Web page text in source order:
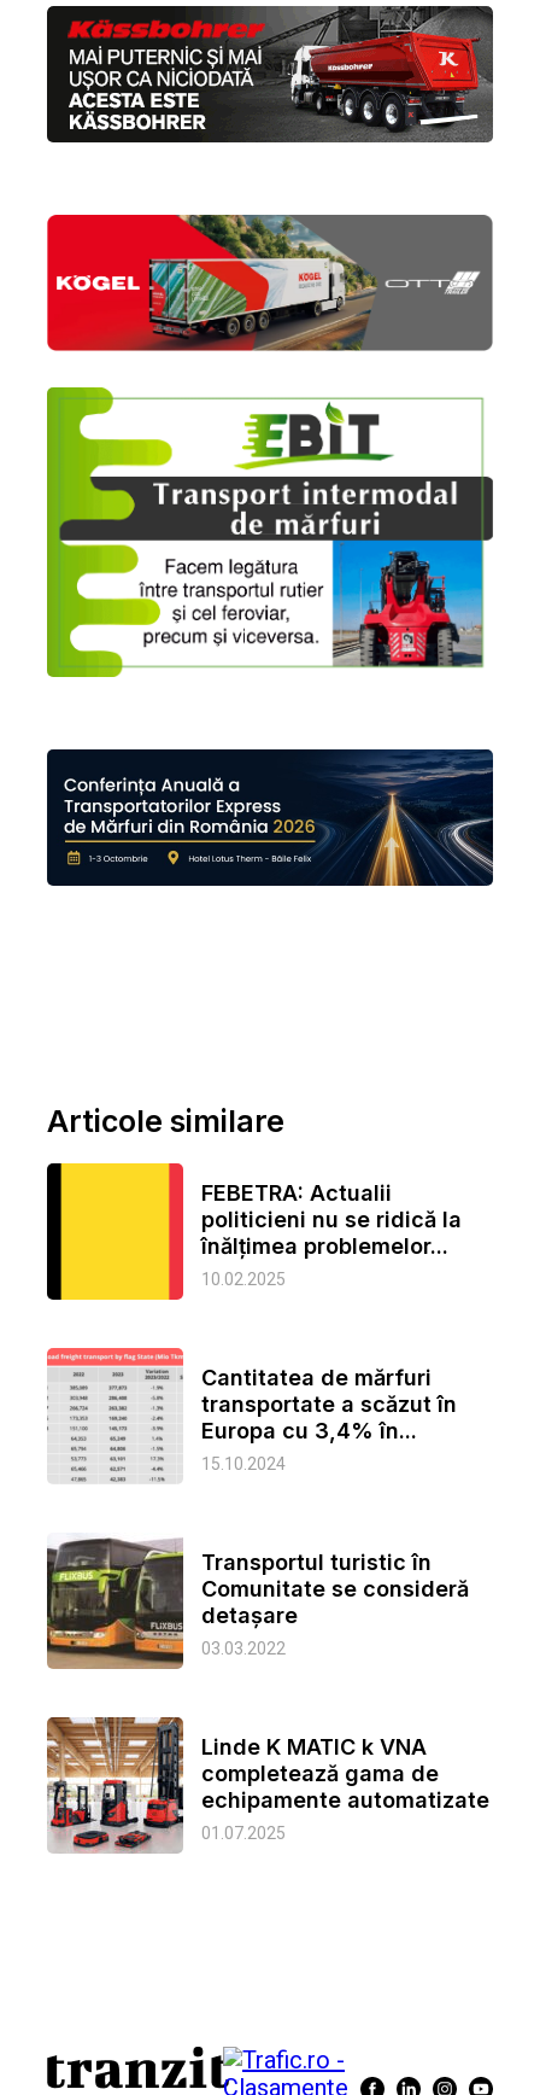
Articole similare
FEBETRA: Actualii
politicieni nu se ridică la
înălțimea problemelor...
10.02.2025
Cantitatea de mărfuri
transportate a scăzut în
Europa cu 3,4% în...
15.10.2024
Transportul turistic în
Comunitate se consideră
detașare
03.03.2022
Linde K MATIC k VNA
completează gama de
echipamente automatizate
01.07.2025